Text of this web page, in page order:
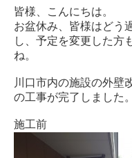
皆様、こんにちは。
お盆休み、皆様はどう
し、予定を変更した方
ね。
川口市内の施設の外壁
の工事が完了しました。
施工前